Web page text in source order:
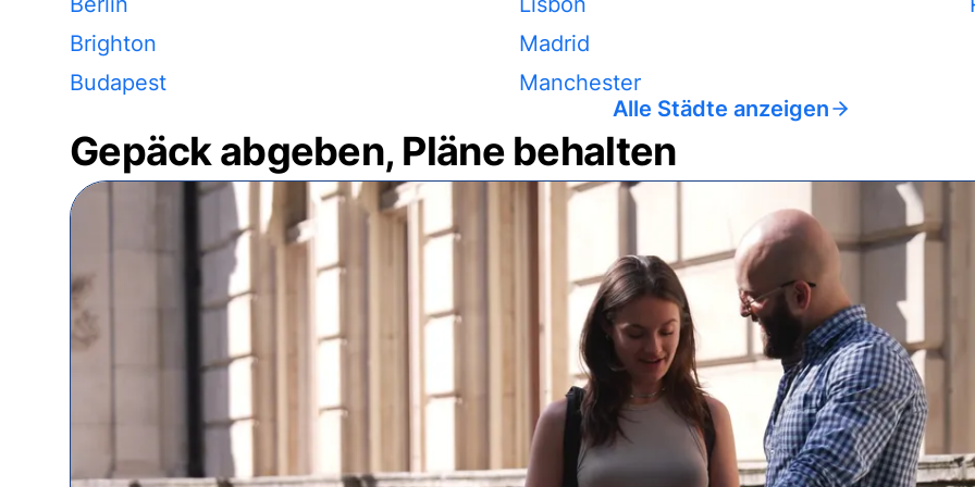
Brighton
Budapest
Madrid
Manchester
Alle Städte anzeigen
Gepäck abgeben, Pläne behalten